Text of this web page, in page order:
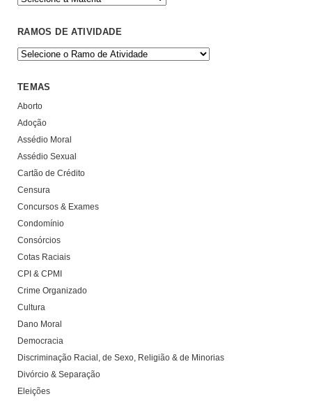
RAMOS DE ATIVIDADE
TEMAS
Aborto
Adoção
Assédio Moral
Assédio Sexual
Cartão de Crédito
Censura
Concursos & Exames
Condomínio
Consórcios
Cotas Raciais
CPI & CPMI
Crime Organizado
Cultura
Dano Moral
Democracia
Discriminação Racial, de Sexo, Religião & de Minorias
Divórcio & Separação
Eleições